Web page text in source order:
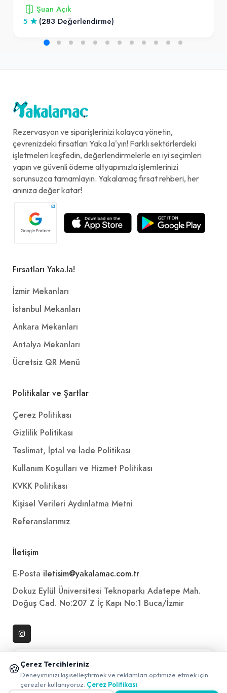
Şuan Açık
5
(283 Değerlendirme)
Rezervasyon ve siparişlerinizi kolayca yönetin,
çevrenizdeki fırsatları Yaka.la'yın! Farklı sektörlerdeki
işletmeleri keşfedin, değerlendirmelerle en iyi seçimleri
yapın ve güvenli ödeme altyapımızla işlemlerinizi
sorunsuzca tamamlayın. Yakalamaç fırsat rehberi, her
anınıza değer katar!
Fırsatları Yaka.la!
İzmir Mekanları
İstanbul Mekanları
Ankara Mekanları
Antalya Mekanları
Ücretsiz QR Menü
Politikalar ve Şartlar
Çerez Politikası
Gizlilik Politikası
Teslimat, İptal ve İade Politikası
Kullanım Koşulları ve Hizmet Politikası
KVKK Politikası
Kişisel Verileri Aydınlatma Metni
Referanslarımız
İletişim
E-Posta iletisim@yakalamac.com.tr
Dokuz Eylül Üniversitesi Teknoparkı Adatepe Mah.
Doğuş Cad. No:207 Z İç Kapı No:1 Buca/İzmir
🍪 Çerez Tercihleriniz
Deneyiminizi kişiselleştirmek ve reklamları optimize etmek için
çerezler kullanıyoruz. Çerez Politikası
📱 Mobil uygulamamızı keşfedin!
✖